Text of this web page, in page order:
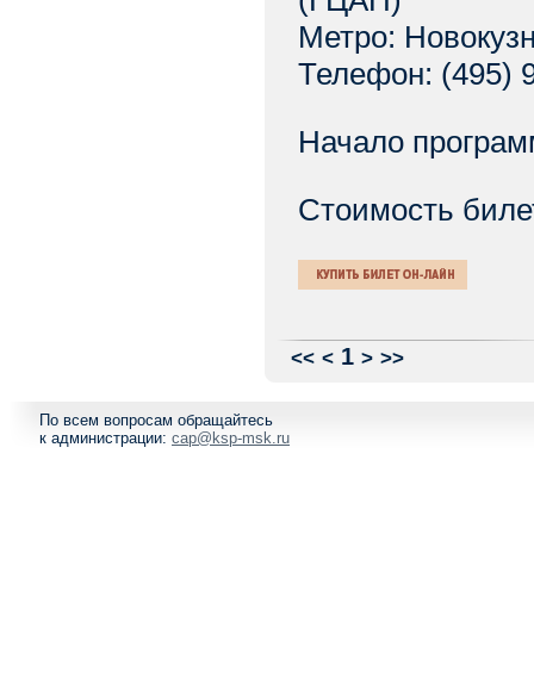
Метро:
Телефон: (495)
Начало
Стоимость
<< < 1 > >>
По всем вопросам обращайтесь
к администрации: cap@ksp-msk.ru